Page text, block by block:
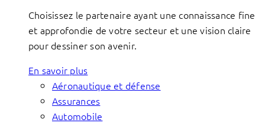
Choisissez le partenaire ayant une connaissance fine
et approfondie de votre secteur et une vision claire
pour dessiner son avenir.
En savoir plus
Aéronautique et défense
Assurances
Automobile